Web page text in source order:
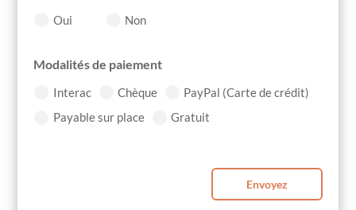
Oui Non
Modalités de paiement
Interac Chèque
PayPal (Carte de crédit)
Payable sur place
Gratuit
Envoyez